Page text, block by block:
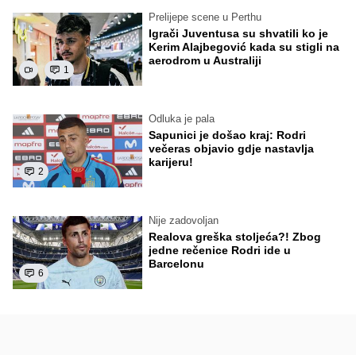
1
Prelijepe scene u Perthu
Igrači Juventusa su shvatili ko je
Kerim Alajbegović kada su stigli na
aerodrom u Australiji
2
Odluka je pala
Sapunici je došao kraj: Rodri
večeras objavio gdje nastavlja
karijeru!
6
Nije zadovoljan
Realova greška stoljeća?! Zbog
jedne rečenice Rodri ide u
Barcelonu